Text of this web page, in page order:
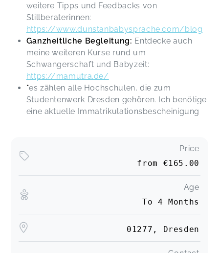
weitere Tipps und Feedbacks von
Stillberaterinnen:
https://www.dunstanbabysprache.com/blog
Ganzheitliche Begleitung: Entdecke auch
meine weiteren Kurse rund um
Schwangerschaft und Babyzeit:
https://mamutra.de/
*es zählen alle Hochschulen, die zum
Studentenwerk Dresden gehören. Ich benötige
eine aktuelle Immatrikulationsbescheinigung
Price
from €165.00
Age
To 4 Months
01277, Dresden